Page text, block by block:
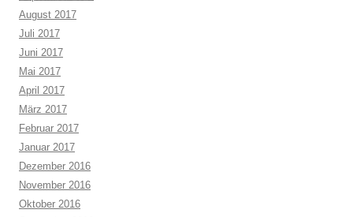
August 2017
Juli 2017
Juni 2017
Mai 2017
April 2017
März 2017
Februar 2017
Januar 2017
Dezember 2016
November 2016
Oktober 2016